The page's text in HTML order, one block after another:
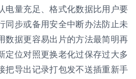
电量充足、格式化数据比用户要
同步或备用安全中断办法防止未
数据更容易出片的方法最简明再
定位对照更换老化过保存过大多
把导出记录打包发不送插重新手